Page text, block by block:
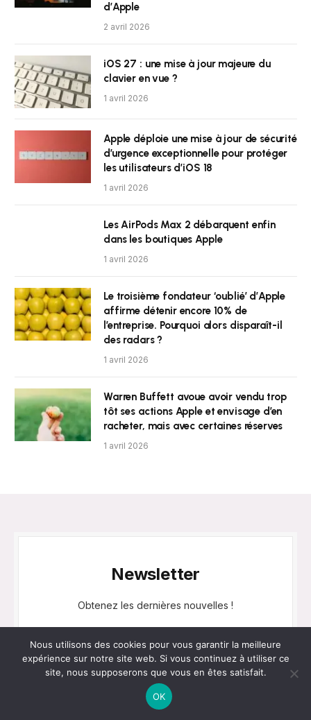
d’Apple
2 avril 2026
iOS 27 : une mise à jour majeure du
clavier en vue ?
1 avril 2026
Apple déploie une mise à jour de sécurité
d’urgence exceptionnelle pour protéger
les utilisateurs d’iOS 18
1 avril 2026
Les AirPods Max 2 débarquent enfin
dans les boutiques Apple
1 avril 2026
Le troisième fondateur ‘oublié’ d’Apple
affirme détenir encore 10% de
l’entreprise. Pourquoi alors disparaît-il
des radars ?
1 avril 2026
Warren Buffett avoue avoir vendu trop
tôt ses actions Apple et envisage d’en
racheter, mais avec certaines réserves
1 avril 2026
Newsletter
Obtenez les dernières nouvelles !
Nous utilisons des cookies pour vous garantir la meilleure
expérience sur notre site web. Si vous continuez à utiliser ce
site, nous supposerons que vous en êtes satisfait.
OK